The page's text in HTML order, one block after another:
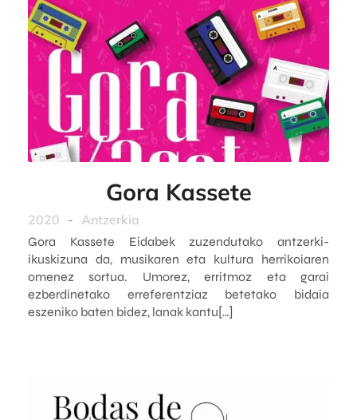
Gora Kassete
2020 - Antzerkia
Gora Kassete Eidabek zuzendutako antzerki-
ikuskizuna da, musikaren eta kultura herrikoiaren
omenez sortua. Umorez, erritmoz eta garai
ezberdinetako erreferentziaz betetako bidaia
eszeniko baten bidez, lanak kantu[…]